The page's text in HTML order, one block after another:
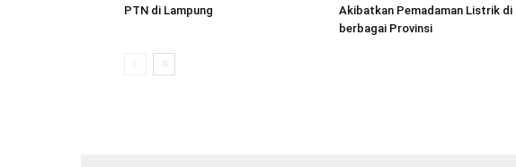
PTN di Lampung
Akibatkan Pemadaman Listrik di
berbagai Provinsi